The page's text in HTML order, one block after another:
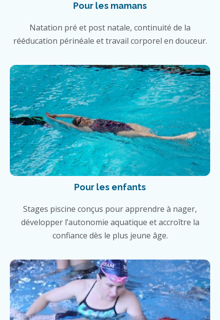
Pour les mamans
Natation pré et post natale, continuité de la
rééducation périnéale et travail corporel en douceur.
Pour les enfants
Stages piscine conçus pour apprendre à nager,
développer l’autonomie aquatique et accroître la
confiance dès le plus jeune âge.